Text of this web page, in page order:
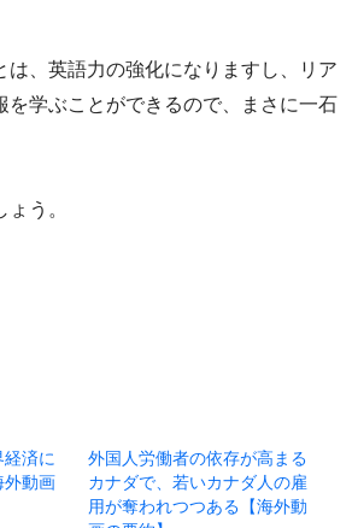
は、英語力の強化になりますし、リア
を学ぶことができるので、まさに一石
う。
経済に
外動画
外国人労働者の依存が高まる
カナダで、若いカナダ人の雇
用が奪われつつある【海外動